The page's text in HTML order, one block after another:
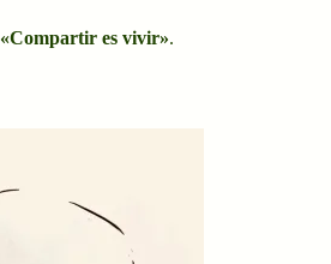
«Compartir es vivir».